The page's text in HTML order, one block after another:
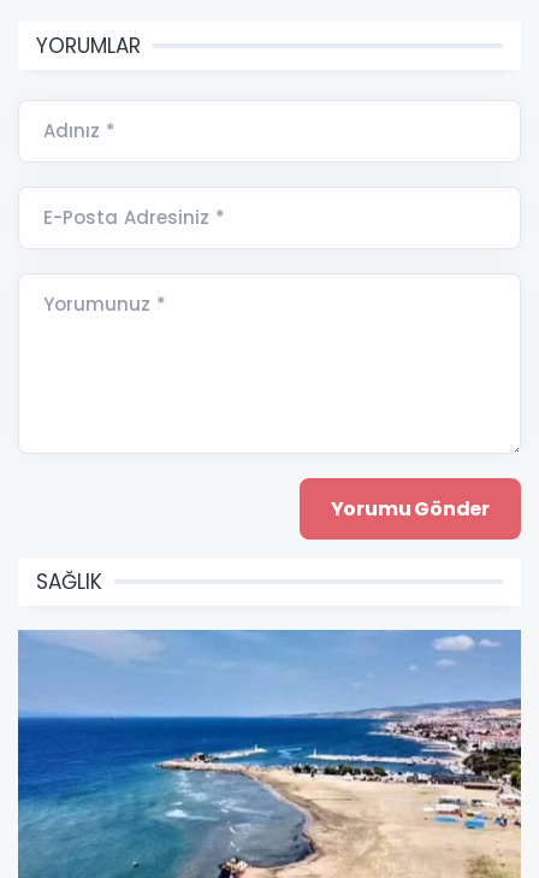
YORUMLAR
Adınız *
E-Posta Adresiniz *
Yorumunuz *
SAĞLIK